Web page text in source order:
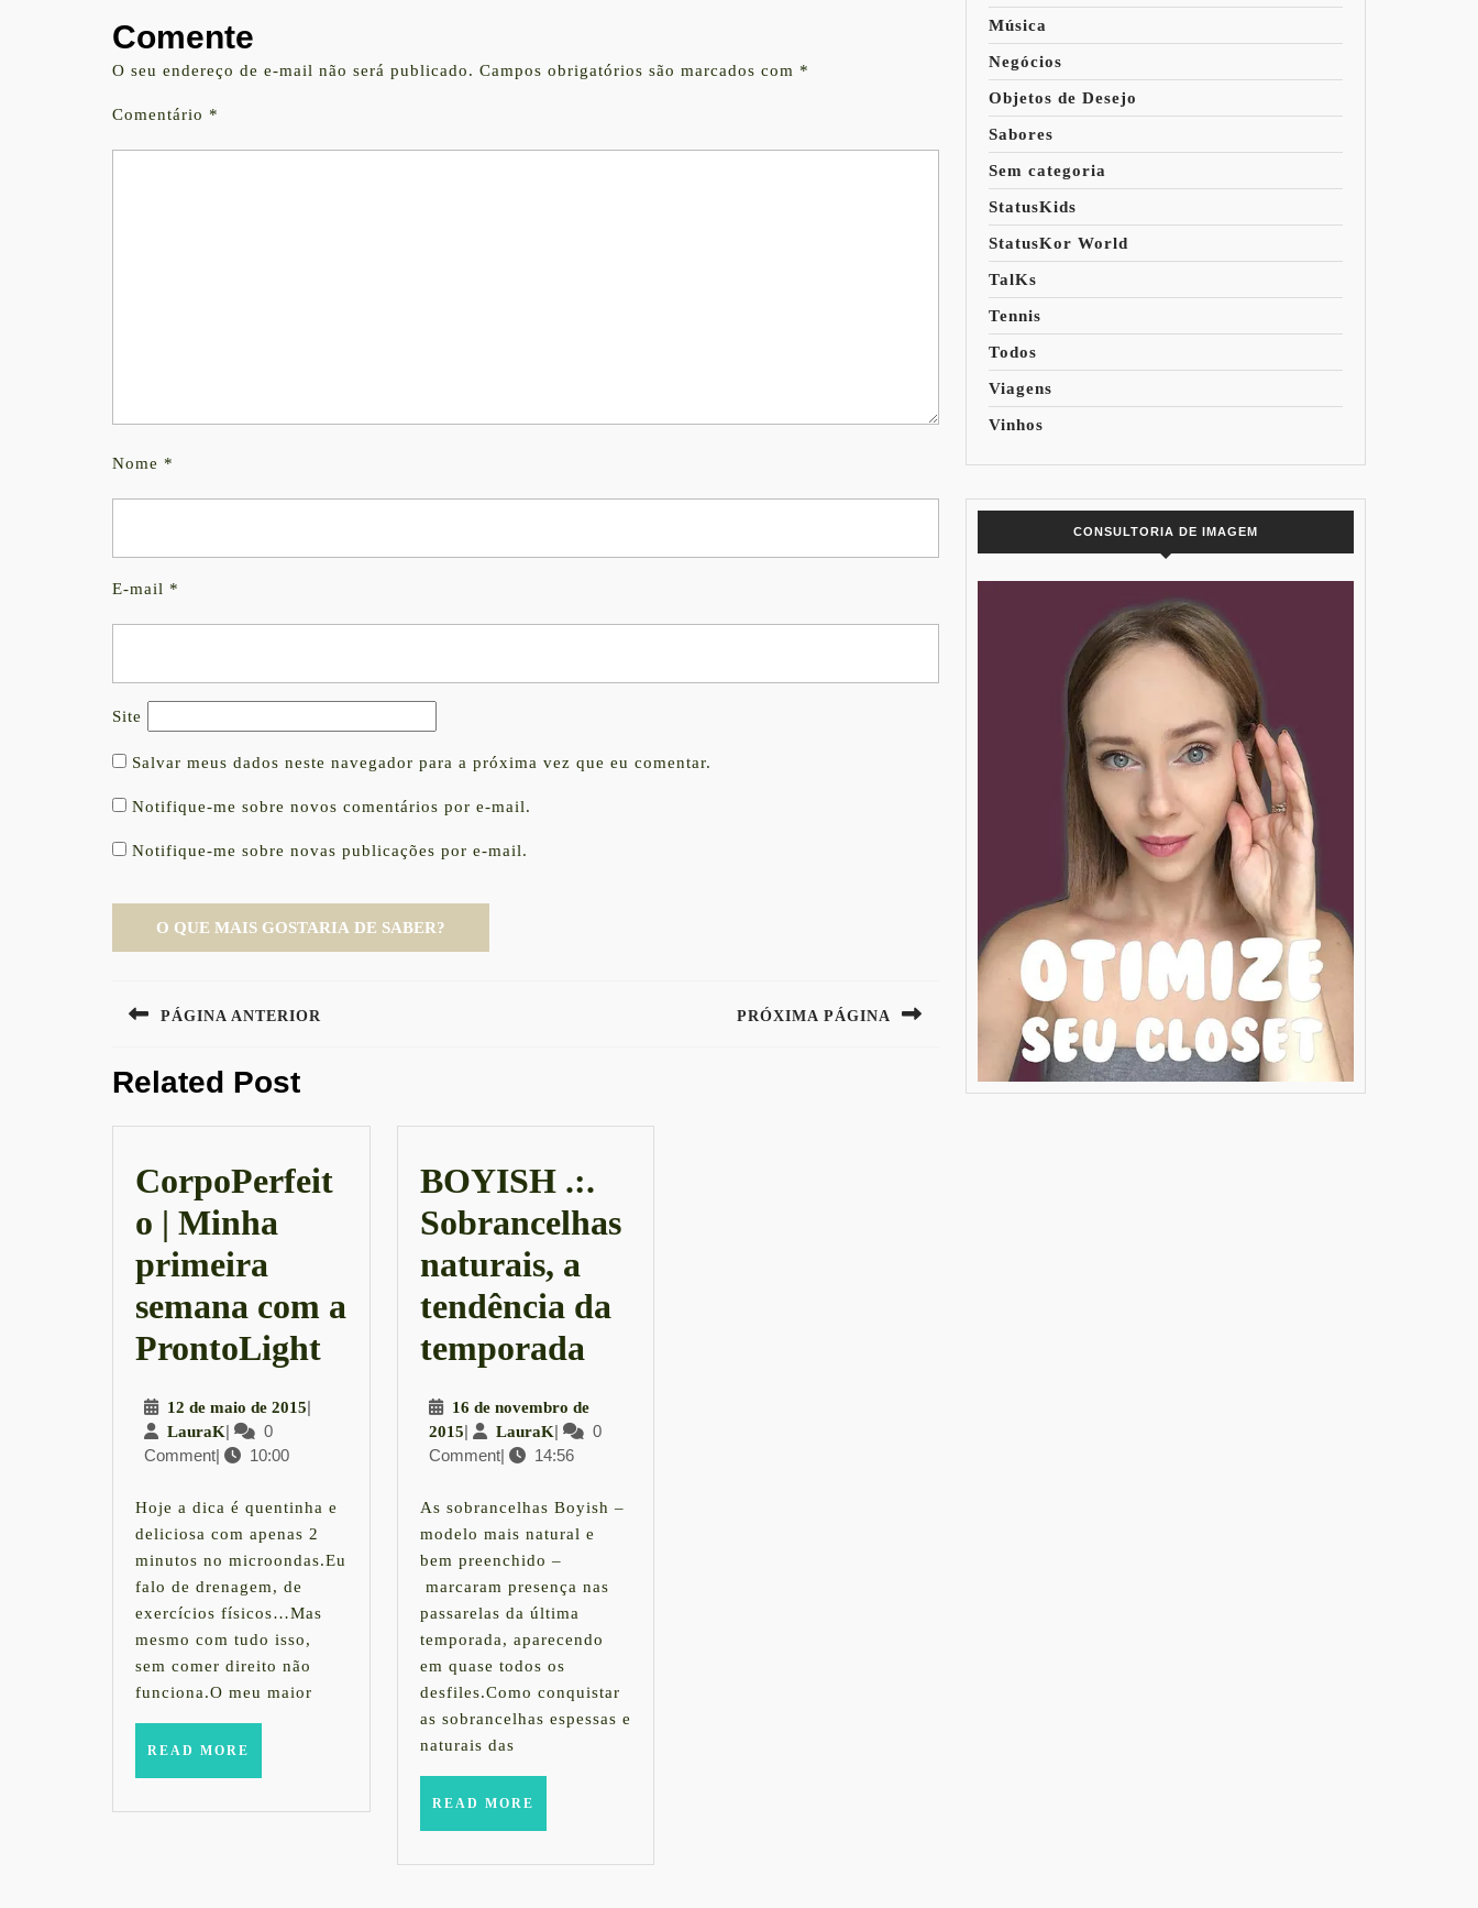
Comente
O seu endereço de e-mail não será publicado. Campos obrigatórios são marcados com *
Comentário *
Nome *
E-mail *
Site
Salvar meus dados neste navegador para a próxima vez que eu comentar.
Notifique-me sobre novos comentários por e-mail.
Notifique-me sobre novas publicações por e-mail.
de
Post
PÁGINA ANTERIOR
post:
PRÓXIMA PÁGINA
Related Post
CorpoPerfeit
o | Minha
primeira
semana com a
ProntoLight CorpoPerfeito
primeira
semana
com
ProntoLight
12 de maio de 201512
2015
|
LauraKLauraK
|
0
Comment| 10:00
Hoje a dica é quentinha e
deliciosa com apenas 2
minutos no microondas.Eu
falo de drenagem, de
exercícios físicos…Mas
mesmo com tudo isso,
sem comer direito não
funciona.O meu maior
READ MORE
BOYISH .:.
Sobrancelhas
naturais, a
tendência da
temporada
Sobrancelhas
a
da
temporada
16 de novembro de
201516
de
de
2015
| LauraKLauraK
|
0
Comment| 14:56
As sobrancelhas Boyish –
modelo mais natural e
bem preenchido –
marcaram presença nas
passarelas da última
temporada, aparecendo
em quase todos os
desfiles.Como conquistar
as sobrancelhas espessas e
naturais das
READ MORE
Música
Negócios
Objetos de Desejo
Sabores
Sem categoria
StatusKids
StatusKor World
TalKs
Tennis
Todos
Viagens
Vinhos
CONSULTORIA DE IMAGEM